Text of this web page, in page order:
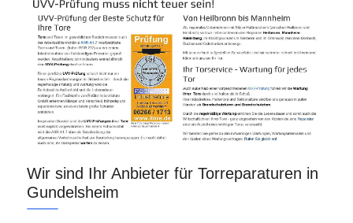
Wir sind Ihr Anbieter für Torreparaturen in
Gundelsheim